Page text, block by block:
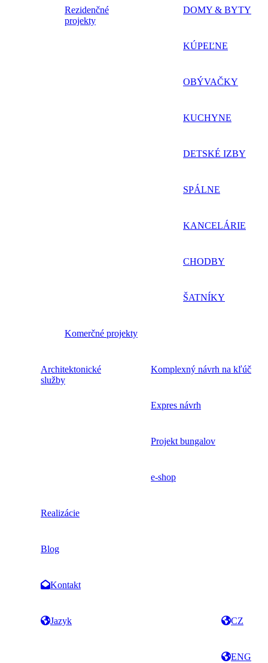
Rezidenčné
projekty
DOMY & BYTY
KÚPEĽNE
OBÝVAČKY
KUCHYNE
DETSKÉ IZBY
SPÁLNE
KANCELÁRIE
CHODBY
ŠATNÍKY
Komerčné projekty
Architektonické
služby
Komplexný návrh na kľúč
Expres návrh
Projekt bungalov
e-shop
Realizácie
Blog
Kontakt
Jazyk CZ
ENG